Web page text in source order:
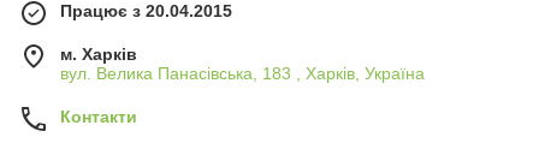
Канальні теплоутилізатори ССК ТМ
рішення для збереження тепла, економії енергії та
підвищення комфорту у будь-яких приміщеннях
Працює з 20.04.2015
м. Харків
вул. Велика Панасівська, 183 , Харків, Україна
Контакти